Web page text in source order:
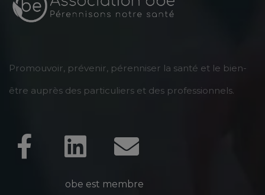
Promouvoir, prévenir, pérenniser la santé et le bien-
être auprès des particuliers et des professionnels.
obe est membre